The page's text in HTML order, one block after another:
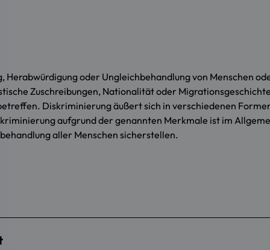
Herabwürdigung oder Ungleichbehandlung von Menschen
Zuschreibungen, Nationalität oder
Diskriminierung äußert sich in verschiedenen
aufgrund der genannten Merkmale ist im
aller Menschen sicherstellen.